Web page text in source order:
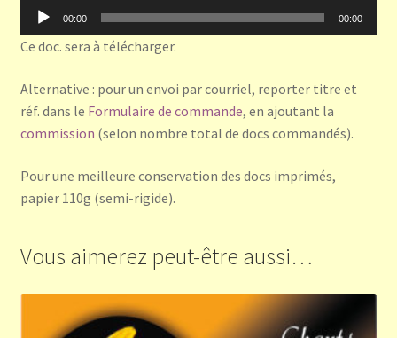
Lecteur
audio
00:00 00:00
Ce doc. sera à télécharger.
Alternative : pour un envoi par courriel, reporter titre et
réf. dans le Formulaire de commande, en ajoutant la
commission (selon nombre total de docs commandés).
Pour une meilleure conservation des docs imprimés,
papier 110g (semi-rigide).
Vous aimerez peut-être aussi…